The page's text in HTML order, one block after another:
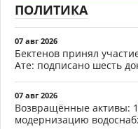
ПОЛИТИКА
07 авг 2026
Бектенов принял
Ате: подписано шесть
07 авг 2026
Возвращённые активы:
модернизацию